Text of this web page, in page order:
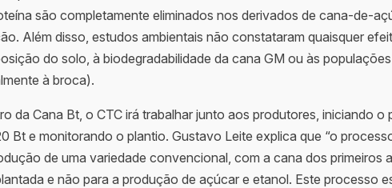
são completamente eliminados nos derivados de cana-de-
Além disso, estudos ambientais não constataram quaisquer
do solo, à biodegradabilidade da cana GM ou às populações
à broca).
da Cana Bt, o CTC irá trabalhar junto aos produtores, iniciando o
Bt e monitorando o plantio. Gustavo Leite explica que “o
de uma variedade convencional, com a cana dos primeiros
e não para a produção de açúcar e etanol. Este processo